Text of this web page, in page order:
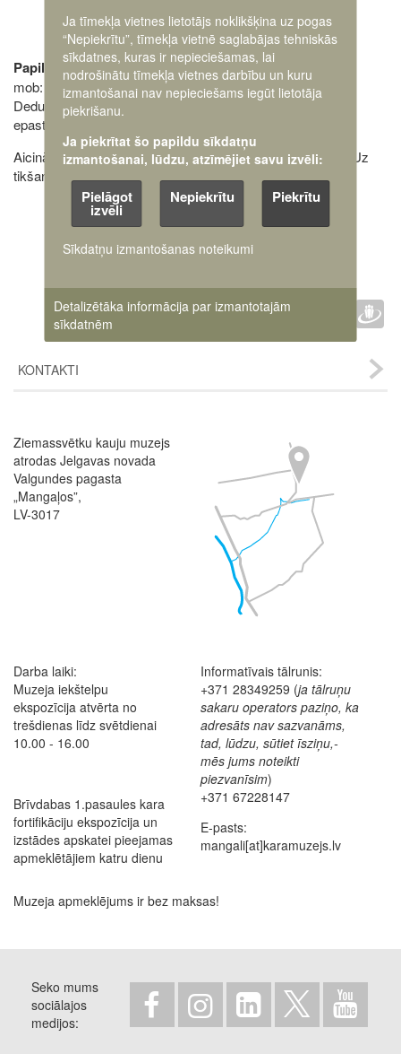
Papildu informācijai:
mob: 28349259 (Ziemassvētku kauju muzejs - Dagnis
Dedumietis)
epasts: mangali@karamuzejs.lv
Aicinām parūpēties par laikapstākļiem atbilstošu apģērbu! Uz
tikšanos muzejā!
IETEIKT :
KONTAKTI
Ziemassvētku kauju muzejs
atrodas Jelgavas novada
Valgundes pagasta
„Mangaļos”,
LV-3017
Darba laiki:
Muzeja iekštelpu
ekspozīcija atvērta no
trešdienas līdz svētdienai
10.00 - 16.00
Brīvdabas 1.pasaules kara
fortifikāciju ekspozīcija un
izstādes apskatei pieejamas
apmeklētājiem katru dienu
Informatīvais tālrunis:
+371 28349259 (ja tālruņu
sakaru operators paziņo, ka
adresāts nav sazvanāms,
tad, lūdzu, sūtiet īsziņu,-
mēs jums noteikti
piezvanīsim)
+371 67228147
E-pasts:
mangali[at]karamuzejs.lv
Muzeja apmeklējums ir bez maksas!
Seko mums
sociālajos
medijos
Ja tīmekļa vietnes lietotājs noklikšķina uz pogas
“Nepiekrītu”, tīmekļa vietnē saglabājas tehniskās
sīkdatnes, kuras ir nepieciešamas, lai
nodrošinātu tīmekļa vietnes darbību un kuru
izmantošanai nav nepieciešams iegūt lietotāja
piekrišanu.
Ja piekrītat šo papildu sīkdatņu
izmantošanai, lūdzu, atzīmējiet savu izvēli:
Pielāgot
izvēli
Nepiekrītu Piekrītu
Sīkdatņu izmantošanas noteikumi
Detalizētāka informācija par izmantotajām
sīkdatnēm